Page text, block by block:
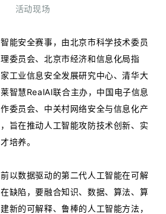
活动现场
能安全赛事，由北京市科学技术委员
委员会、北京市经济和信息化局指
工业信息安全发展研究中心、清华大
智慧RealAI联合主办，中国电子信息
委员会、中关村网络安全与信息化产
旨在推动人工智能攻防技术创新、实
培养。
以数据驱动的第二代人工智能在可解
缺陷，要融合知识、数据、算法、算
新的可解释、鲁棒的人工智能方法，